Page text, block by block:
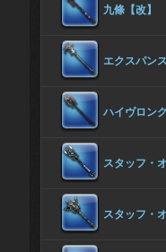
九條【改】
エクスパン
ハイヴロン
スタッフ・
スタッフ・